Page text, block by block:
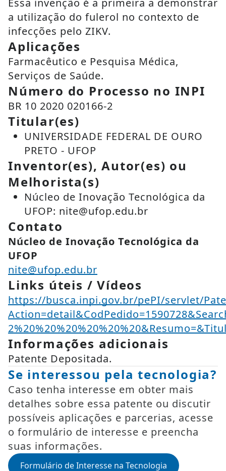
Essa invenção é a primeira a demonstrar
a utilização do fulerol no contexto de
infecções pelo ZIKV.
Aplicações
Farmacêutico e Pesquisa Médica,
Serviços de Saúde.
Número do Processo no INPI
BR 10 2020 020166-2
Titular(es)
UNIVERSIDADE FEDERAL DE OURO
PRETO - UFOP
Inventor(es), Autor(es) ou
Melhorista(s)
Núcleo de Inovação Tecnológica da
UFOP: nite@ufop.edu.br
Contato
Núcleo de Inovação Tecnológica da
UFOP
nite@ufop.edu.br
Links úteis / Vídeos
https://busca.inpi.gov.br/pePI/servlet/
Informações adicionais
Patente Depositada.
Se interessou pela tecnologia?
Caso tenha interesse em obter mais
detalhes sobre essa patente ou discutir
possíveis aplicações e parcerias, acesse
o formulário de interesse e preencha
suas informações.
Formulário de Interesse na Tecnologia